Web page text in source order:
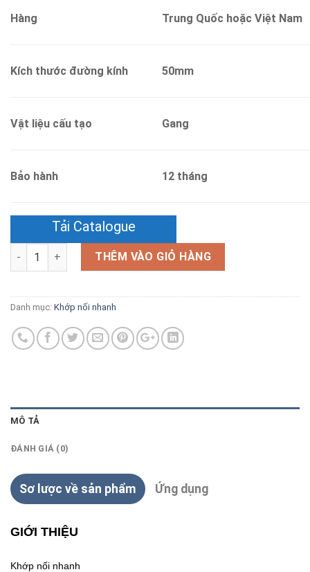
Hàng Trung Quốc hoặc Việt Nam
Kích thước đường kính 50mm
Vật liệu cấu tạo Gang
Bảo hành 12 tháng
Tải Catalogue
Số lượng THÊM VÀO GIỎ HÀNG
Danh mục: Khớp nối nhanh
MÔ TẢ
ĐÁNH GIÁ (0)
Sơ lược về sản phẩm Ứng dụng
GIỚI THIỆU
Khớp nối nhanh